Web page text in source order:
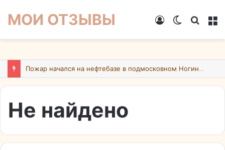
МОИ ОТЗЫВЫ
Switch
Войти
Пожар начался на нефтебазе в подмосковном Ногинске в результате атаки БПЛА ВСУ
Не найдено